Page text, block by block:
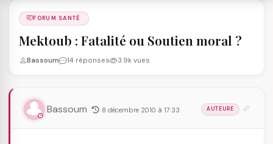
FORUM SANTÉ
Mektoub : Fatalité ou Soutien moral ?
Bassoum 14 réponses 3.9k vues
Bassoum 8 décembre 2010 à 17:33 AUTEURE